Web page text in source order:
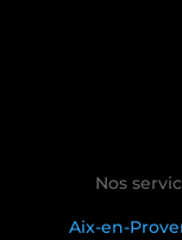
Nos
Aix-en-